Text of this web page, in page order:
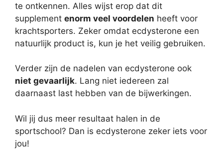
te ontkennen. Alles wijst erop dat dit
supplement enorm veel voordelen heeft voor
krachtsporters. Zeker omdat ecdysterone een
natuurlijk product is, kun je het veilig gebruiken.
Verder zijn de nadelen van ecdysterone ook
niet gevaarlijk. Lang niet iedereen zal
daarnaast last hebben van de bijwerkingen.
Wil jij dus meer resultaat halen in de
sportschool? Dan is ecdysterone zeker iets voor
jou!